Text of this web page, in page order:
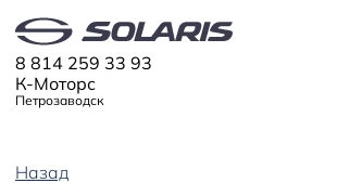
К-Моторс
Петрозаводск
8 814 259 33 93
Назад